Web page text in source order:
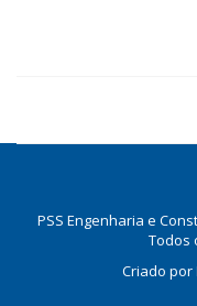
PSS Engenharia e
Todos
Criado por